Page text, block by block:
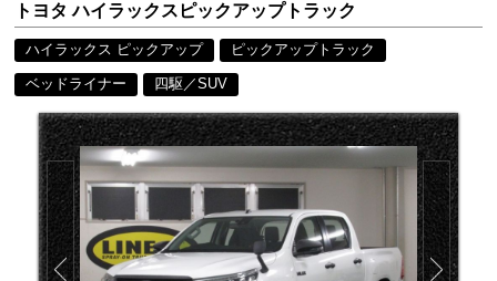
トヨタ ハイラックスピックアップトラック
ハイラックス ピックアップ ピックアップトラック
ベッドライナー 四駆／SUV